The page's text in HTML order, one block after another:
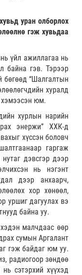
уран олборлох
гэж хувьдаа
үйл ажиллагаа нь
байна гэв. Тэрээр
бөгөөд “Шалгалтын
хуралд
хэмээсэн юм.
хурлын нарийн
энержи” ХХК-д
хүссэн боловч
гаргаж
дэвсгэр дээр
нь нэгэнт
дээр анхаарч,
хор хөнөөл,
уршиг дагуулах вэ
байна уу.
малчдаас өөр
сумын Аргалант
гэж байдаг юм уу.
радиогоор зөндөө
сэтэрхий хүүхэд